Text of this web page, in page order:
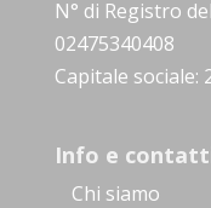
N° di Registro
02475340408
Capitale sociale:
Info e
Chi siamo